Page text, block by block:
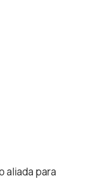
aliada para